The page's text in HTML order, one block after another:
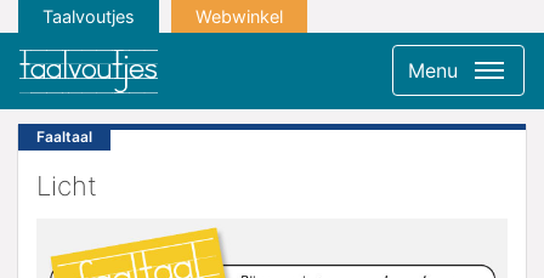
Taalvoutjes Webwinkel
Menu
Faaltaal
Licht